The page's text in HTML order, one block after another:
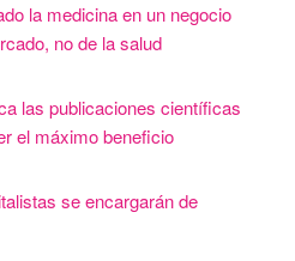
la medicina en un negocio
no de la salud
las publicaciones científicas
el máximo beneficio
se encargarán de